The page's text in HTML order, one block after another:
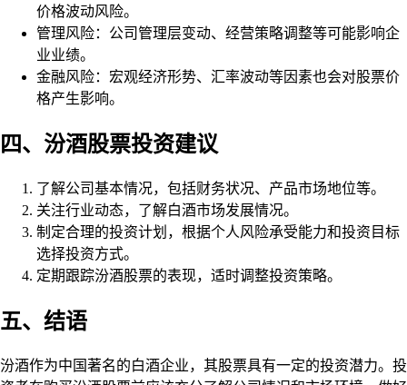
价格波动风险。
管理风险：公司管理层变动、经营策略调整等可能影响企
业业绩。
金融风险：宏观经济形势、汇率波动等因素也会对股票价
格产生影响。
四、汾酒股票投资建议
了解公司基本情况，包括财务状况、产品市场地位等。
关注行业动态，了解白酒市场发展情况。
制定合理的投资计划，根据个人风险承受能力和投资目标
选择投资方式。
定期跟踪汾酒股票的表现，适时调整投资策略。
五、结语
汾酒作为中国著名的白酒企业，其股票具有一定的投资潜力。投